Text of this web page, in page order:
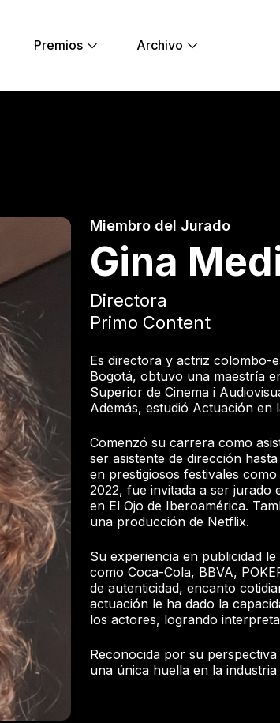
Premios
Archivo
Miembro del Jurado
Gina
Directora
Primo Content
Es directora y actriz colombo-
Bogotá, obtuvo una maestría
Superior de Cinema i
Además, estudió Actuación
Comenzó su carrera como
ser asistente de dirección
en prestigiosos festivales
2022, fue invitada a ser jurado
en El Ojo de Iberoamérica.
una producción de Netflix.
Su experiencia en publicidad
como Coca-Cola, BBVA,
de autenticidad, encanto
actuación le ha dado la
los actores, logrando
Reconocida por su
una única huella en la